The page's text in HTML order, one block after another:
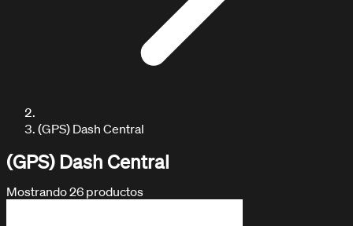
(GPS) Dash Central
(GPS) Dash Central
Mostrando26productos